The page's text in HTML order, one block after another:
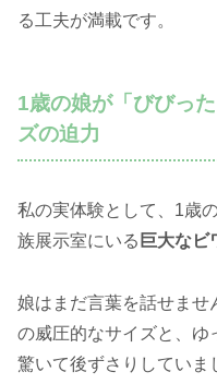
る工夫が満載です。
1歳の娘が「びびっ
ズの迫力
私の実体験として、1歳
族展示室にいる 巨大なビ
娘はまだ言葉を話せませ
の威圧的なサイズと、ゆ
驚いて後ずさりしていま